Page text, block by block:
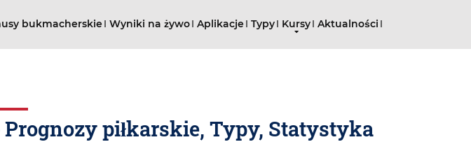
bukmacherskie Wyniki na żywo Aplikacje Typy Kursy Aktualności
piłkarskie, Typy, Statystyka